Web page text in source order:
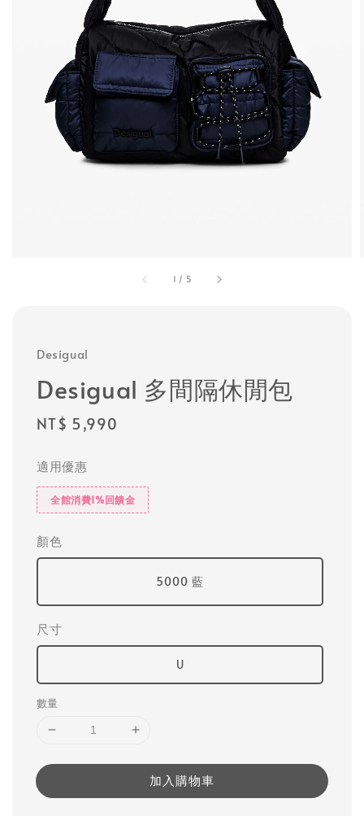
1 / 5
Desigual
Desigual 多間隔休閒包
Regular
NT$ 5,990
適用優惠
全館消費1%回饋金
顏色
5000 藍
尺寸
U
數量
加入購物車